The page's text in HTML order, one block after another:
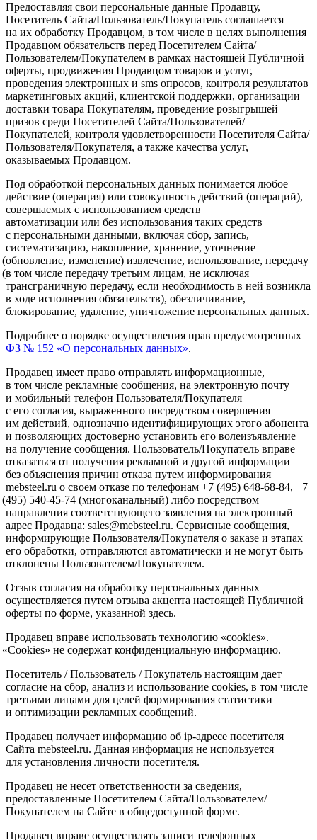
Предоставляя свои персональные данные Продавцу,
Посетитель Сайта/Пользователь/Покупатель соглашается
на их обработку Продавцом, в том числе в целях выполнения
Продавцом обязательств перед Посетителем Сайта/
Пользователем/Покупателем в рамках настоящей Публичной
оферты, продвижения Продавцом товаров и услуг,
проведения электронных и sms опросов, контроля результатов
маркетинговых акций, клиентской поддержки, организации
доставки товара Покупателям, проведение розыгрышей
призов среди Посетителей Сайта/Пользователей/
Покупателей, контроля удовлетворенности Посетителя Сайта/
Пользователя/Покупателя, а также качества услуг,
оказываемых Продавцом.
Под обработкой персональных данных понимается любое
действие (операция) или совокупность действий (операций),
совершаемых с использованием средств
автоматизации или без использования таких средств
с персональными данными, включая сбор, запись,
систематизацию, накопление, хранение, уточнение
(обновление, изменение) извлечение, использование, передачу
(в том числе передачу третьим лицам, не исключая
трансграничную передачу, если необходимость в ней возникла
в ходе исполнения обязательств), обезличивание,
блокирование, удаление, уничтожение персональных данных.
Подробнее о порядке осуществления прав предусмотренных
ФЗ № 152 «О персональных данных».
Продавец имеет право отправлять информационные,
в том числе рекламные сообщения, на электронную почту
и мобильный телефон Пользователя/Покупателя
с его согласия, выраженного посредством совершения
им действий, однозначно идентифицирующих этого абонента
и позволяющих достоверно установить его волеизъявление
на получение сообщения. Пользователь/Покупатель вправе
отказаться от получения рекламной и другой информации
без объяснения причин отказа путем информирования
mebsteel.ru о своем отказе по телефонам +7 (495) 648-68-84, +7
(495) 540-45-74 (многоканальный) либо посредством
направления соответствующего заявления на электронный
адрес Продавца: sales@mebsteel.ru. Сервисные сообщения,
информирующие Пользователя/Покупателя о заказе и этапах
его обработки, отправляются автоматически и не могут быть
отклонены Пользователем/Покупателем.
Отзыв согласия на обработку персональных данных
осуществляется путем отзыва акцепта настоящей Публичной
оферты по форме, указанной здесь.
Продавец вправе использовать технологию «cookies».
«Cookies» не содержат конфиденциальную информацию.
Посетитель / Пользователь / Покупатель настоящим дает
согласие на сбор, анализ и использование cookies, в том числе
третьими лицами для целей формирования статистики
и оптимизации рекламных сообщений.
Продавец получает информацию об ip-адресе посетителя
Сайта mebsteel.ru. Данная информация не используется
для установления личности посетителя.
Продавец не несет ответственности за сведения,
предоставленные Посетителем Сайта/Пользователем/
Покупателем на Сайте в общедоступной форме.
Продавец вправе осуществлять записи телефонных